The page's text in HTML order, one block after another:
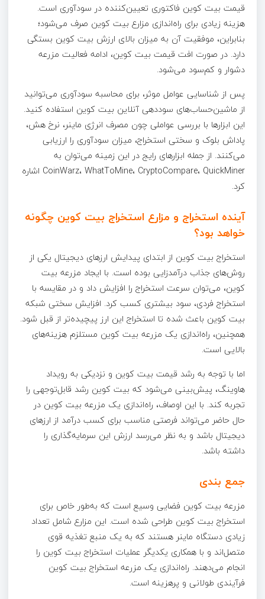
قیمت بیت کوین فاکتوری تعیین‌کننده در سودآوری است.
هزینه زیادی برای راه‌اندازی مزارع بیت کوین صرف می‌شود؛
بنابراین، موفقیت آن به میزان بالای ارزش بیت کوین بستگی
دارد. در صورت افت قیمت بیت کوین، ادامه فعالیت مزرعه
دشوار و کم‌سود می‌شود.
پس از شناسایی عوامل موثر، برای محاسبه سودآوری می‌توانید
از ماشین‌حساب‌های سوددهی آنلاین بیت کوین استفاده کنید.
این ابزارها با بررسی عواملی چون مصرف انرژی ماینر، نرخ هش،
پاداش بلوک و سختی استخراج، میزان سودآوری را ارزیابی
می‌کنند. از جمله ابزارهای رایج در این زمینه می‌توان به
CoinWarz، WhatToMine، CryptoCompare، QuickMiner اشاره
کرد.
آینده استخراج و مزارع استخراج بیت کوین چگونه
خواهد بود؟
استخراج بیت کوین از ابتدای پیدایش ارزهای دیجیتال یکی از
روش‌های جذاب درآمدزایی بوده است. با ایجاد مزرعه بیت
کوین، می‌توان سرعت استخراج را افزایش داد و در مقایسه با
استخراج فردی، سود بیشتری کسب کرد. افزایش سختی شبکه
بیت کوین باعث شده تا استخراج این ارز پیچیده‌تر از قبل شود.
همچنین، راه‌اندازی یک مزرعه بیت کوین مستلزم هزینه‌های
بالایی است.
اما با توجه به رشد قیمت بیت کوین و نزدیکی به رویداد
هاوینگ، پیش‌بینی می‌شود که بیت کوین رشد قابل‌توجهی را
تجربه کند. با این اوصاف، راه‌اندازی یک مزرعه بیت کوین در
حال حاضر می‌تواند فرصتی مناسب برای کسب درآمد از ارزهای
دیجیتال باشد و به نظر می‌رسد ارزش این سرمایه‌گذاری را
داشته باشد.
جمع بندی
مزرعه بیت کوین فضایی وسیع است که به‌طور خاص برای
استخراج بیت کوین طراحی شده است. این مزارع شامل تعداد
زیادی دستگاه ماینر هستند که به یک منبع تغذیه قوی
متصل‌اند و با همکاری یکدیگر عملیات استخراج بیت کوین را
انجام می‌دهند. راه‌اندازی یک مزرعه استخراج بیت کوین
فرآیندی طولانی و پرهزینه است.